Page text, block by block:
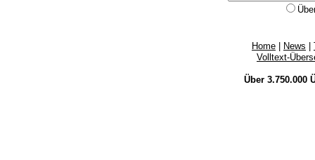
Home News
Volltext-
Über 3.750.000